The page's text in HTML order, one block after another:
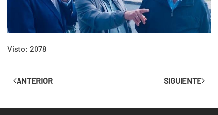
Visto: 2078
ANTERIOR SIGUIENTE